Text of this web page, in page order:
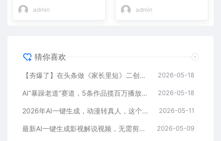
admin admin
猜你喜欢
【夯爆了】在头条做《家长里短》二创小故事，这个月收益2w+ 2026-05-18
AI“暴躁老道”赛道，5条作品揽百万播放！（附变现全攻略） 2026-05-18
2026年AI一键生成，动漫转真人，这个月靠这个AI赚了2W+ 2026-05-11
最新AI一键生成影视解说视频，无需剪辑3分钟1条，条条爆款，多平台变现日入2000+ 2026-05-09